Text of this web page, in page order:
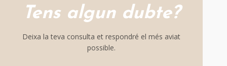
Tens algun dubte?
Deixa la teva consulta et respondré el més aviat
possible.